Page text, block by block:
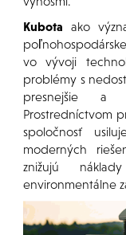
Kubota ako
vo vývoji
problémy s
presnejšie a
Prostredníctvom
spoločnosť
moderných
znižujú
environmentálne